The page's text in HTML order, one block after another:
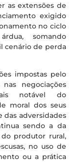
as extensões de
exigido
no ciclo
somando
cenário de perda
impostas pelo
negociações
notável do
moral dos seus
das adversidades
sendo a da
produtor rural,
no uso de
ou a prática